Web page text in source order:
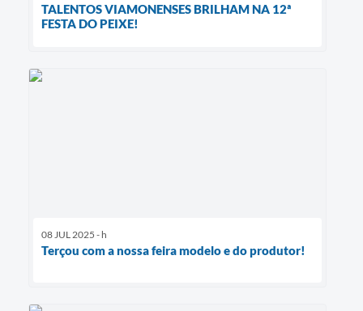
TALENTOS VIAMONENSES BRILHAM NA 12ª
FESTA DO PEIXE!
08 JUL 2025 - h
Terçou com a nossa feira modelo e do produtor!